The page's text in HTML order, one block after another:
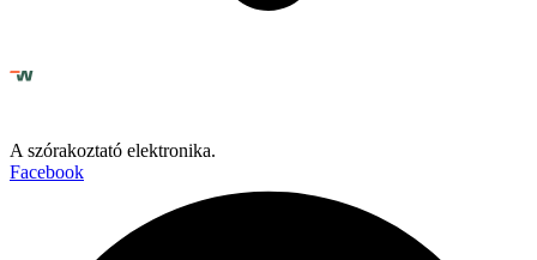
A szórakoztató elektronika.
Facebook